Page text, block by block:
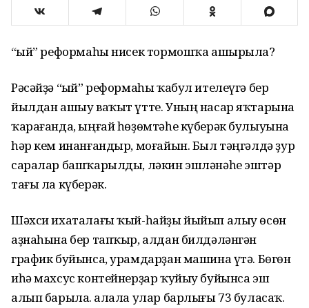
“Ҡый” реформаһы нисек тормошҡа ашырыла?
Рәсәйҙә “Ҡый” реформаһы ҡабул ителеүгә бер
йылдан ашыу ваҡыт үтте. Уның насар яҡтарына
ҡарағанда, ыңғай һөҙөмтәһе күберәк булыуына
һәр кем инанғандыр, моғайын. Был тәңгәлдә ҙур
саралар башҡарылды, ләкин эшләнәһе эштәр
тағы ла күберәк.
Шәхси ихаталағы ҡый-һайҙы йыйып алыу өсөн
аҙнаһына бер тапҡыр, алдан билдәләнгән
график буйынса, урамдарҙан машина үтә. Бөгөн
иһә махсус контейнерҙар ҡуйыу буйынса эш
алып барыла. Ҡалала улар барлығы 73 буласаҡ.